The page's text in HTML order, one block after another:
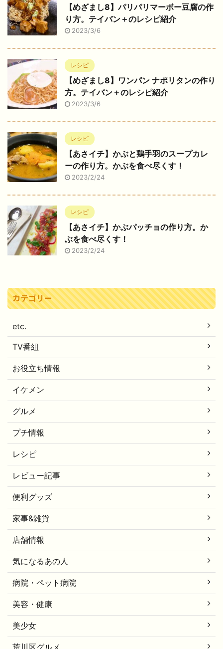
【めざまし8】パリパリマーボー豆腐の作
り方。テイバン＋のレシピ紹介
2023/3/6
レシピ
【めざまし8】ワンパン ナポリタンの作り
方。テイバン＋のレシピ紹介
2023/3/6
レシピ
【あさイチ】かぶと鶏手羽のスープカレ
ーの作り方。かぶを食べ尽くす！
2023/2/24
レシピ
【あさイチ】かぶパッチョの作り方。か
ぶを食べ尽くす！
2023/2/24
カテゴリー
etc.
TV番組
お役立ち情報
イケメン
グルメ
プチ情報
レシピ
レビュー記事
便利グッズ
家事&雑貨
店舗情報
気になるあの人
病院・ペット病院
美容・健康
美少女